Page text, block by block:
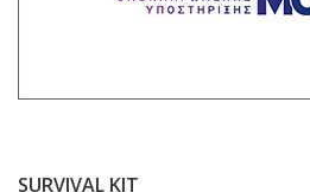
SURVIVAL KIT